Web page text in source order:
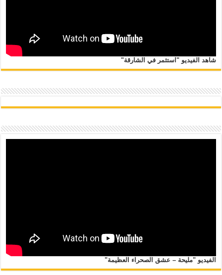
شاهد الفيديو "استثمر في الشارقة"
الفيديو "مليحة – عشق الصحراء العظيمة"